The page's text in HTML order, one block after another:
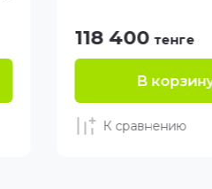
118 400 тенге
В
К сравнению